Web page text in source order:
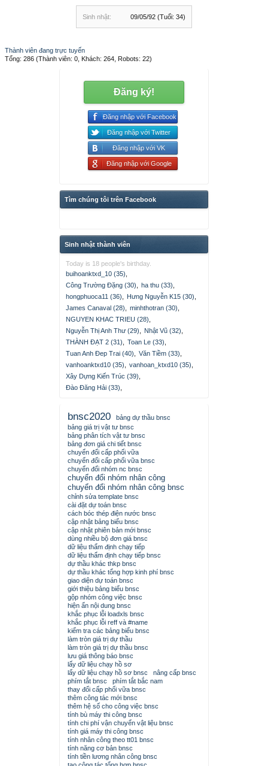
Sinh nhật: 09/05/92 (Tuổi: 34)
Thành viên đang trực tuyến
Tổng: 286 (Thành viên: 0, Khách: 264, Robots: 22)
Đăng ký!
Đăng nhập với Facebook
Đăng nhập với Twitter
Đăng nhập với VK
Đăng nhập với Google
Tìm chúng tôi trên Facebook
Sinh nhật thành viên
Today is 18 people's birthday.
buihoanktxd_10 (35)
Công Trường Đặng (30)
ha thu (33)
hongphuoca11 (36)
Hưng Nguyễn K15 (30)
James Canaval (28)
minhthotran (30)
NGUYEN KHAC TRIEU (28)
Nguyễn Thị Anh Thư (29)
Nhật Vũ (32)
THÀNH ĐẠT 2 (31)
Toan Le (33)
Tuan Anh Đep Trai (40)
Văn Tiềm (33)
vanhoanktxd10 (35)
vanhoan_ktxd10 (35)
Xây Dựng Kiến Trúc (39)
Đào Đăng Hải (33)
bnsc2020
bảng dự thầu bnsc
bảng giá trị vật tư bnsc
bảng phân tích vật tư bnsc
bảng đơn giá chi tiết bnsc
chuyển đổi cấp phối vữa
chuyển đổi cấp phối vữa bnsc
chuyển đổi nhóm nc bnsc
chuyển đổi nhóm nhân công
chuyển đổi nhóm nhân công bnsc
chỉnh sửa template bnsc
cài đặt dự toán bnsc
cách bóc thép điện nước bnsc
cập nhật bảng biểu bnsc
cập nhật phiên bản mới bnsc
dùng nhiều bộ đơn giá bnsc
dữ liệu thẩm định chạy tiếp
dữ liệu thẩm định chạy tiếp bnsc
dự thầu khác thkp bnsc
dự thầu khác tổng hợp kinh phí bnsc
giao diện dự toán bnsc
giới thiệu bảng biểu bnsc
gộp nhóm công việc bnsc
hiện ẩn nội dung bnsc
khắc phục lỗi loadxls bnsc
khắc phục lỗi reff và #name
kiểm tra các bảng biểu bnsc
làm tròn giá trị dự thầu
làm tròn giá trị dự thầu bnsc
lưu giá thông báo bnsc
lấy dữ liệu chạy hồ sơ
lấy dữ liệu chạy hồ sơ bnsc
nâng cấp bnsc
phím tắt bnsc
phím tắt bắc nam
thay đổi cấp phối vữa bnsc
thêm công tác mới bnsc
thêm hệ số cho công việc bnsc
tính bù máy thi công bnsc
tính chi phí vận chuyển vật liệu bnsc
tính giá máy thi công bnsc
tính nhân công theo tt01 bnsc
tính năng cơ bản bnsc
tính tiền lương nhân công bnsc